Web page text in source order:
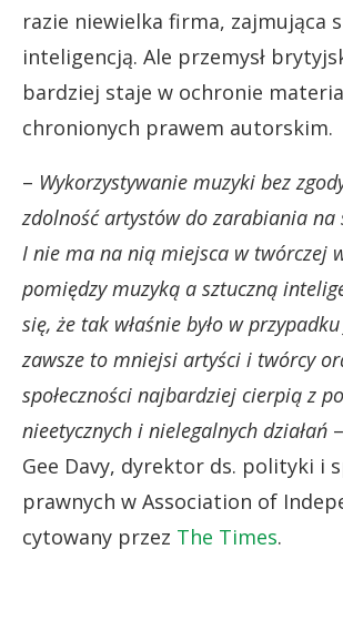
razie niewielka firma, zajmująca
inteligencją. Ale przemysł
bardziej staje w ochronie
chronionych prawem autorskim.
– Wykorzystywanie muzyki bez
zdolność artystów do zarabiania na
I nie ma na nią miejsca w twórczej
pomiędzy muzyką a sztuczną
się, że tak właśnie było w
zawsze to mniejsi artyści i twórcy
społeczności najbardziej cierpią z
nieetycznych i nielegalnych działań
Gee Davy, dyrektor ds. polityki i
prawnych w Association of
cytowany przez The Times.